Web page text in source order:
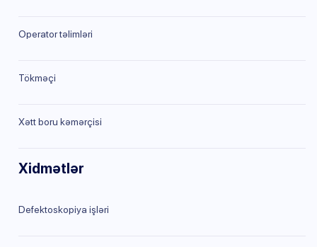
Operator təlimləri
Tökməçi
Xətt boru kəmərçisi
Xidmətlər
Defektoskopiya işləri